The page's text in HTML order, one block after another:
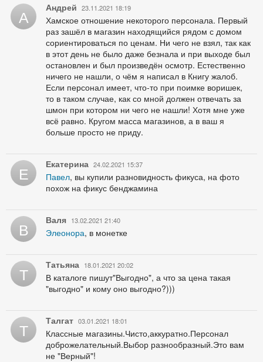
А Андрей 23.11.2021 18:19
Хамское отношение некоторого персонала. Первый
раз зашёл в магазин находящийся рядом с домом
сориентироваться по ценам. Ни чего не взял, так как
в этот день не было даже безнала и при выходе был
остановлен и был произведён осмотр. Естественно
ничего не нашли, о чём я написал в Книгу жалоб.
Если персонал имеет, что-то при поимке воришек,
то в таком случае, как со мной должен отвечать за
шмон при котором ни чего не нашли! Хотя мне уже
всё равно. Кругом масса магазинов, а в ваш я
больше просто не приду.
Е Екатерина 24.02.2021 15:37
Павел, вы купили разновидность фикуса, на фото
похож на фикус бенджамина
В Валя 13.02.2021 21:40
Элеонора, в монетке
Т Татьяна 18.01.2021 20:02
В каталоге пишут"Выгодно", а что за цена такая
"выгодно" и кому оно выгодно?)))
Т Талгат 03.01.2021 18:01
Классные магазины.Чисто,аккуратно.Персонал
доброжелательный.Выбор разнообразный.Это вам
не "Верный"!